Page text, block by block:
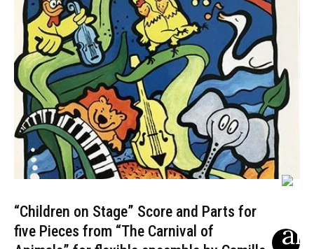
“Children on Stage” Score and Parts for
five Pieces from “The Carnival of